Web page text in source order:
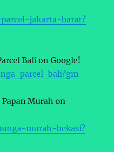
jakarta-barat?
Bali on Google!
parcel-bali?gm
Murah on
murah-bekasi?